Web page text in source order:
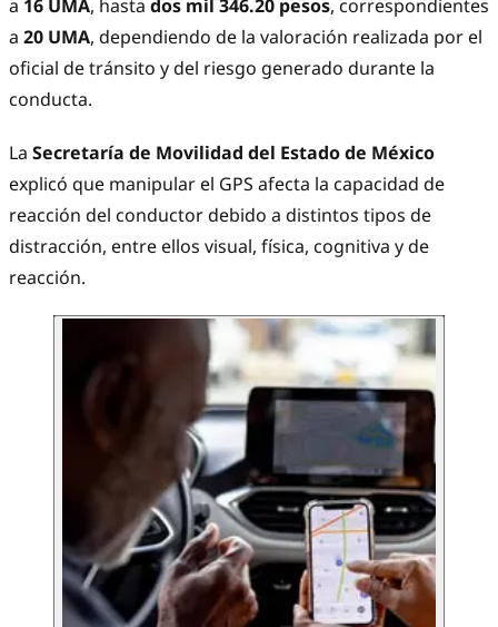
a 16 UMA, hasta dos mil 346.20 pesos, correspondientes
a 20 UMA, dependiendo de la valoración realizada por el
oficial de tránsito y del riesgo generado durante la
conducta.
La Secretaría de Movilidad del Estado de México
explicó que manipular el GPS afecta la capacidad de
reacción del conductor debido a distintos tipos de
distracción, entre ellos visual, física, cognitiva y de
reacción.